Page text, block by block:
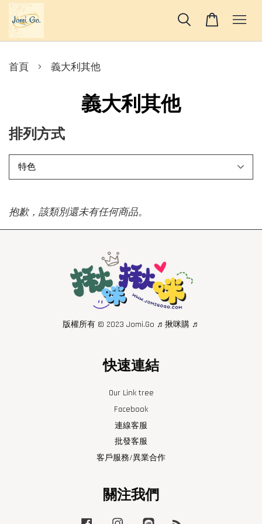
首頁 › 義大利其他
義大利其他
排列方式
抱歉，該類別還未有任何商品。
版權所有 © 2023 Jomi.Go ♬揪咪購 ♬
快速連結
Our Link tree
Facebook
連線客服
批發客服
客戶服務/異業合作
關注我們